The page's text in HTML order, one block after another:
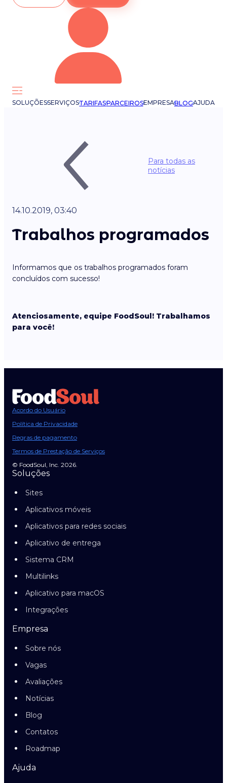
SOLUÇÕESSERVIÇOSTARIFASPARCEIROSEMPRESABLOGAJUDA
Para todas as
notícias
14.10.2019, 03:40
Trabalhos programados
Informamos que os trabalhos programados foram
concluídos com sucesso!
Atenciosamente, equipe FoodSoul! Trabalhamos
para você!
Acordo do Usuário
Política de Privacidade
Regras de pagamento
Termos de Prestação de Serviços
© FoodSoul, Inc. 2026.
Soluções
Sites
Aplicativos móveis
Aplicativos para redes sociais
Aplicativo de entrega
Sistema CRM
Multilinks
Aplicativo para macOS
Integrações
Empresa
Sobre nós
Vagas
Avaliações
Notícias
Blog
Contatos
Roadmap
Ajuda